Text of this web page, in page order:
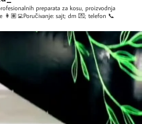
preparata za kosu, proizvodnja
👩🏽‍💻Poručivanje: sajt; dm 💌; telefon 📞